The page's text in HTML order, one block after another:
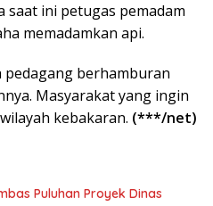
saat ini petugas pemadam
memadamkan api.
berhamburan
Masyarakat yang ingin
kebakaran. (***/net)
Puluhan Proyek Dinas